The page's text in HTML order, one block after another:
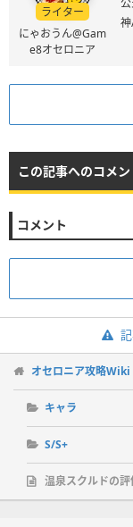
ライター
にゃおうん@Gam
e8オセロニア
この記事へのコメン
コメント
オセロニア攻略Wiki
キャラ
S/S+
温泉スクルドの